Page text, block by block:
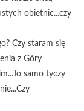
obietnic...czy
Czy staram się
z Góry
samo tyczy